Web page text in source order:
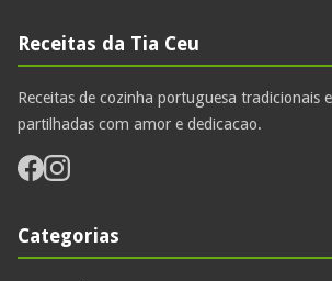
Receitas da Tia Ceu
Receitas de cozinha portuguesa tradicionais
partilhadas com amor e dedicacao.
Categorias